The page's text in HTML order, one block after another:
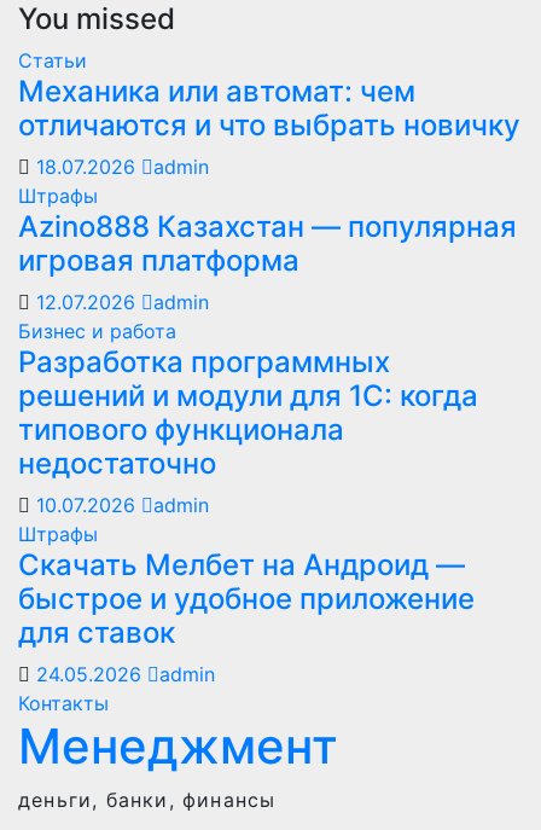
You missed
Статьи
Механика или автомат: чем
отличаются и что выбрать новичку
18.07.2026
admin
Штрафы
Azino888 Казахстан — популярная
игровая платформа
12.07.2026
admin
Бизнес и работа
Разработка программных
решений и модули для 1С: когда
типового функционала
недостаточно
10.07.2026
admin
Штрафы
Скачать Мелбет на Андроид —
быстрое и удобное приложение
для ставок
24.05.2026
admin
Контакты
Менеджмент
деньги, банки, финансы